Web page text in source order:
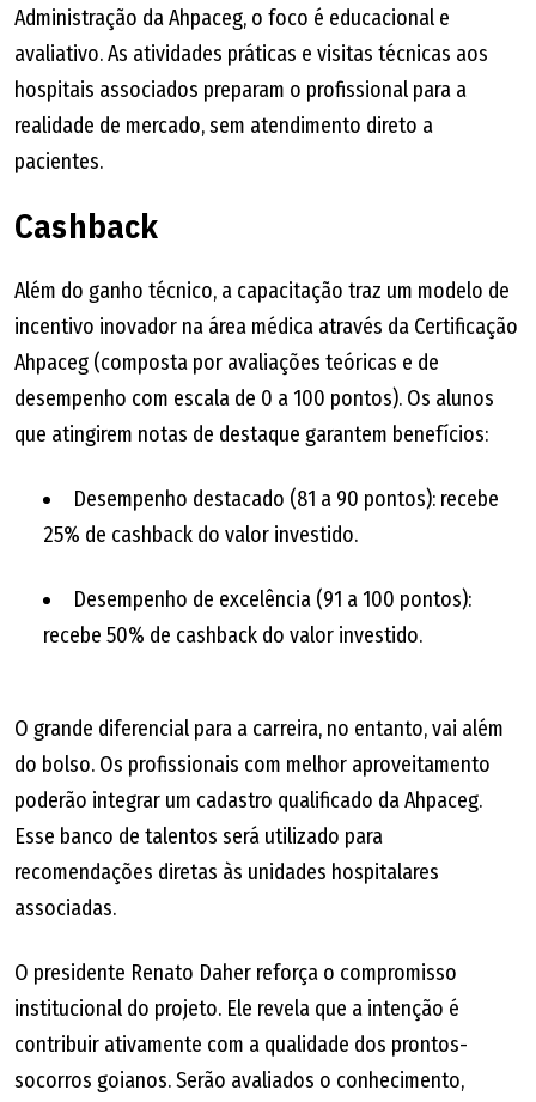
Administração da Ahpaceg, o foco é educacional e
avaliativo. As atividades práticas e visitas técnicas aos
hospitais associados preparam o profissional para a
realidade de mercado, sem atendimento direto a
pacientes.
Cashback
Além do ganho técnico, a capacitação traz um modelo de
incentivo inovador na área médica através da Certificação
Ahpaceg (composta por avaliações teóricas e de
desempenho com escala de 0 a 100 pontos). Os alunos
que atingirem notas de destaque garantem benefícios:
Desempenho destacado (81 a 90 pontos): recebe
25% de cashback do valor investido.
Desempenho de excelência (91 a 100 pontos):
recebe 50% de cashback do valor investido.
O grande diferencial para a carreira, no entanto, vai além
do bolso. Os profissionais com melhor aproveitamento
poderão integrar um cadastro qualificado da Ahpaceg.
Esse banco de talentos será utilizado para
recomendações diretas às unidades hospitalares
associadas.
O presidente Renato Daher reforça o compromisso
institucional do projeto. Ele revela que a intenção é
contribuir ativamente com a qualidade dos prontos-
socorros goianos. Serão avaliados o conhecimento,